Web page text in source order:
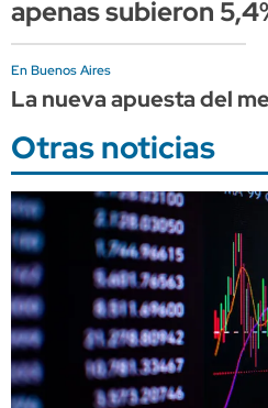
apenas subieron
En Buenos Aires
La nueva apuesta del
Otras noticias